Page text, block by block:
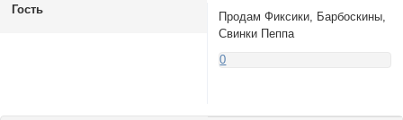
Гость
Продам Фиксики, Барбоскины,
Свинки Пеппа
0